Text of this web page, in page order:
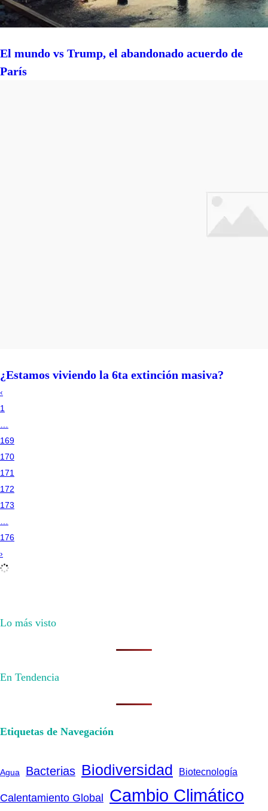
El mundo vs Trump, el abandonado acuerdo de
París
¿Estamos viviendo la 6ta extinción masiva?
‹
1
169
170
171
172
173
176
›
Lo más visto
En Tendencia
Etiquetas de Navegación
Agua Bacterias Biodiversidad Biotecnología
Calentamiento Global Cambio Climático